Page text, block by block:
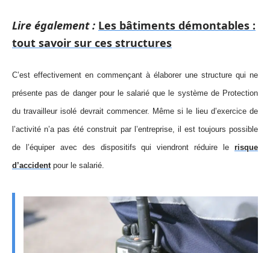
Lire également : Les bâtiments démontables :
tout savoir sur ces structures
C’est effectivement en commençant à élaborer une structure qui ne
présente pas de danger pour le salarié que le système de Protection
du travailleur isolé devrait commencer. Même si le lieu d’exercice de
l’activité n’a pas été construit par l’entreprise, il est toujours possible
de l’équiper avec des dispositifs qui viendront réduire le risque
d’accidentpour le salarié.